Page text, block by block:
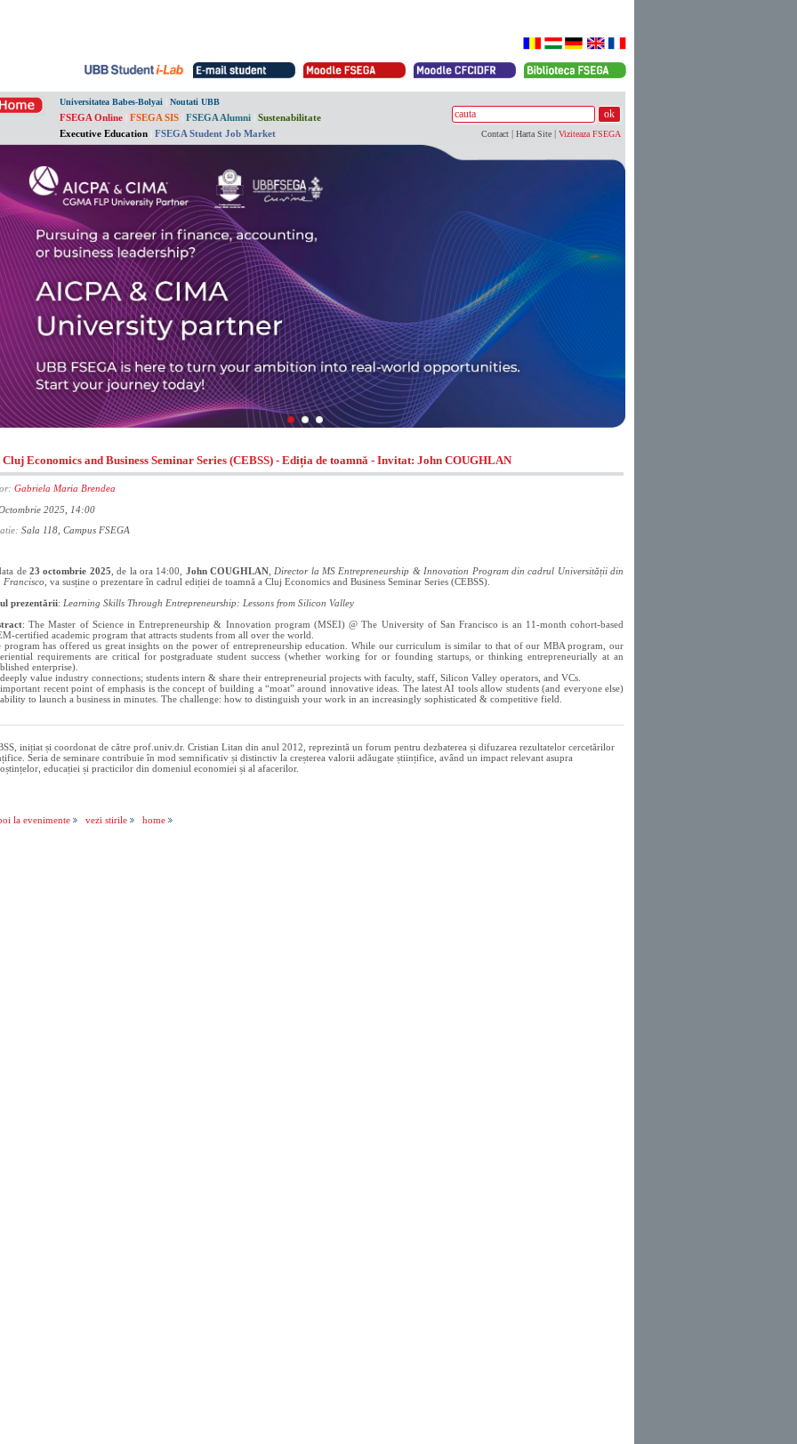
Universitatea Babes-Bolyai Noutati UBB
FSEGA Online FSEGA SIS FSEGA Alumni
Sustenabilitate
Executive Education
FSEGA Student Job Market Contact | Harta Site | Viziteaza FSEGA
Cluj Economics and Business Seminar Series (CEBSS) - Ediția de toamnă - Invitat: John COUGHLAN
Gabriela Maria Brendea
2025, 14:00
Sala 118, Campus FSEGA
de23 octombrie 2025 , de la ora 14:00, John COUGHLAN Director la MS Entrepreneurship & Innovation Program din cadrul Universității din
Francisco , va susține o prezentare în cadrul ediției de toamnă a Cluj Economics and Business Seminar Series (CEBSS).
prezentării: Learning Skills Through Entrepreneurship: Lessons from Silicon Valley
: The Master of Science in Entrepreneurship & Innovation program (MSEI) @ The University of San Francisco is an 11-month cohort-based
certified academic program that attracts students from all over the world.
program has offered us great insights on the power of entrepreneurship education. While our curriculum is similar to that of our MBA program, our
requirements are critical for postgraduate student success (whether working for or founding startups, or thinking entrepreneurially at an
enterprise).
value industry connections; students intern & share their entrepreneurial projects with faculty, staff, Silicon Valley operators, and VCs.
recent point of emphasis is the concept of building a “moat” around innovative ideas. The latest AI tools allow students (and everyone else)
to launch a business in minutes. The challenge: how to distinguish your work in an increasingly sophisticated & competitive field.
inițiat și coordonat de către prof.univ.dr. Cristian Litan din anul 2012, reprezintă un forum pentru dezbaterea și difuzarea rezultatelor cercetărilor
Seria de seminare contribuie în mod semnificativ și distinctiv la creșterea valorii adăugate științifice, având un impact relevant asupra
educației și practicilor din domeniul economiei și al afacerilor.
la evenimente vezi stirile home